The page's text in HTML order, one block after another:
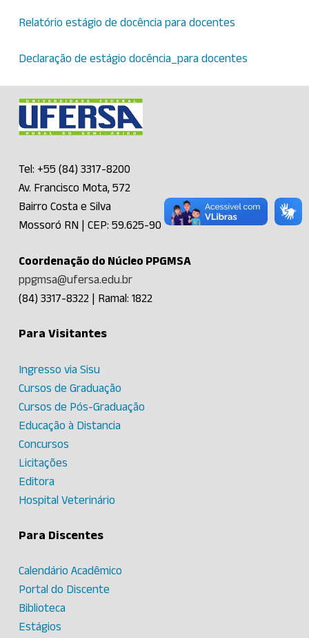
Relatório estágio de docência para docentes
Declaração de estágio docência_para docentes
Tel: +55 (84) 3317-8200
Av. Francisco Mota, 572
Bairro Costa e Silva
Mossoró RN | CEP: 59.625-90
Coordenação do Núcleo PPGMSA
ppgmsa@ufersa.edu.br
(84) 3317-8322 | Ramal: 1822
Para Visitantes
Ingresso via Sisu
Cursos de Graduação
Cursos de Pós-Graduação
Educação à Distancia
Concursos
Licitações
Editora
Hospital Veterinário
Para Discentes
Calendário Acadêmico
Portal do Discente
Biblioteca
Estágios